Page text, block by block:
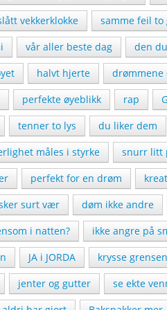
vekkerklokke samme feil to
vår aller beste dag den
halvt hjerte drømmene
perfekte øyeblikk rap
tenner to lys du liker dem
måles i styrke snurr litt
perfekt for en drøm
surt vær døm ikke andre
i natten? ikke angre på
JA i JORDA krysse grensen
jenter og gutter se ekte